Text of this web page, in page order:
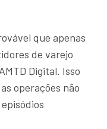
que apenas
de varejo
Digital. Isso
operações não